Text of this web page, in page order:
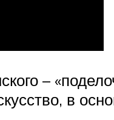
–
в